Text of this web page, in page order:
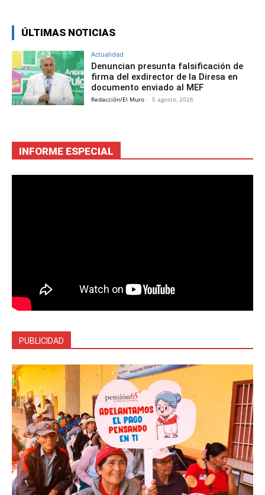
ÚLTIMAS NOTICIAS
Actualidad
Denuncian presunta falsificación de
firma del exdirector de la Diresa en
documento enviado al MEF
Redacción/El Muro - 5 agosto, 2026
INFORME ESPECIAL
PUBLICIDAD